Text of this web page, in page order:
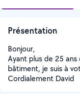
Présentation
Bonjour,
Ayant plus de 25
bâtiment, je suis à
Cordialement David